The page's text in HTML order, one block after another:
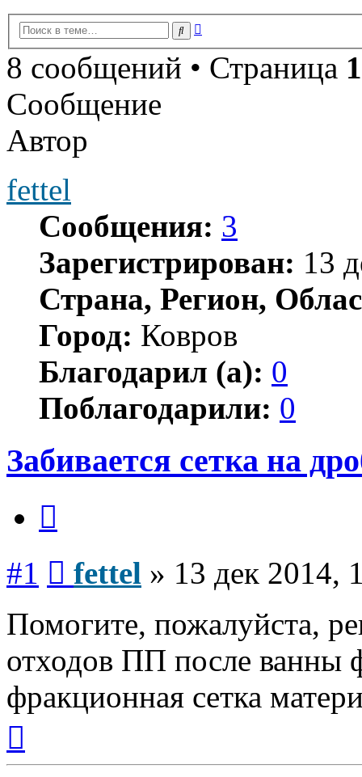
Поиск
8 сообщений • Страница 1
Сообщение
Автор
fettel
Сообщения: 3
Зарегистрирован: 13
Страна, Регион,
Город: Ковров
Благодарил (а): 0
Поблагодарили: 0
Забивается сетка на
#1 fettel » 13 дек 2014,
Помогите, пожалуйста,
отходов ПП после ванны
фракционная сетка
началу